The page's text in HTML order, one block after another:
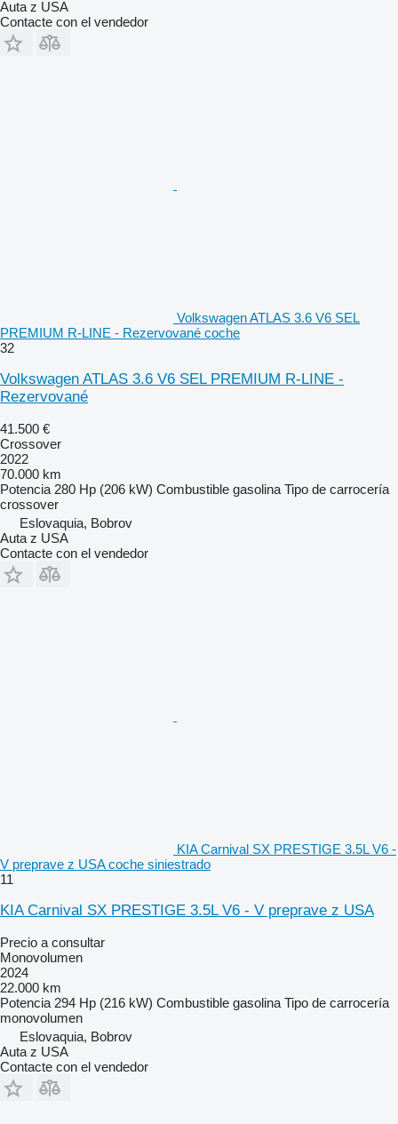
Auta z USA
Contacte con el vendedor
Volkswagen ATLAS 3.6 V6 SEL
PREMIUM R-LINE - Rezervované coche
32
Volkswagen ATLAS 3.6 V6 SEL PREMIUM R-LINE -
Rezervované
41.500 €
Crossover
2022
70.000 km
Potencia 280 Hp (206 kW) Combustible gasolina Tipo de carrocería
crossover
Eslovaquia, Bobrov
Auta z USA
Contacte con el vendedor
KIA Carnival SX PRESTIGE 3.5L V6 -
V preprave z USA coche siniestrado
11
KIA Carnival SX PRESTIGE 3.5L V6 - V preprave z USA
Precio a consultar
Monovolumen
2024
22.000 km
Potencia 294 Hp (216 kW) Combustible gasolina Tipo de carrocería
monovolumen
Eslovaquia, Bobrov
Auta z USA
Contacte con el vendedor